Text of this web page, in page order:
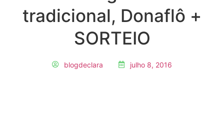
tradicional, Donaflô +
SORTEIO
blogdeclara julho 8, 2016